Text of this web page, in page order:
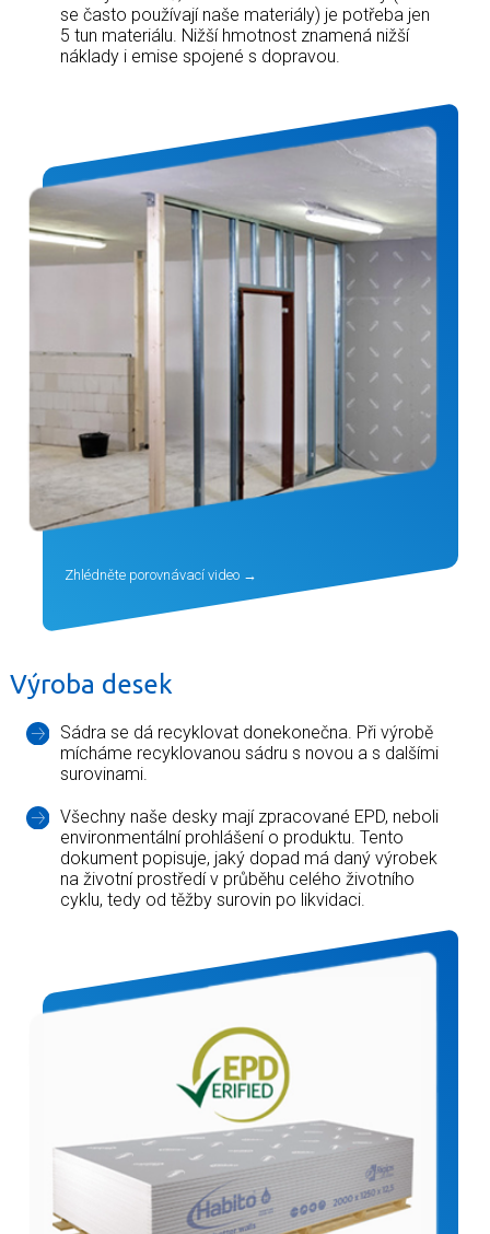
se často používají naše materiály) je potřeba jen
5 tun materiálu. Nižší hmotnost znamená nižší
náklady i emise spojené s dopravou.
Zhlédněte porovnávací video
Výroba desek
Sádra se dá recyklovat donekonečna. Při výrobě
mícháme recyklovanou sádru s novou a s dalšími
surovinami.
Všechny naše desky mají zpracované EPD, neboli
environmentální prohlášení o produktu. Tento
dokument popisuje, jaký dopad má daný výrobek
na životní prostředí v průběhu celého životního
cyklu, tedy od těžby surovin po likvidaci.